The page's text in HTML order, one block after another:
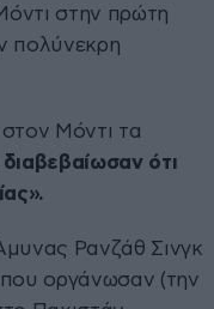
στην πρώτη
πολύνεκρη
Μόντι τα
ότι
Ρανζάθ Σινγκ
οργάνωσαν (την